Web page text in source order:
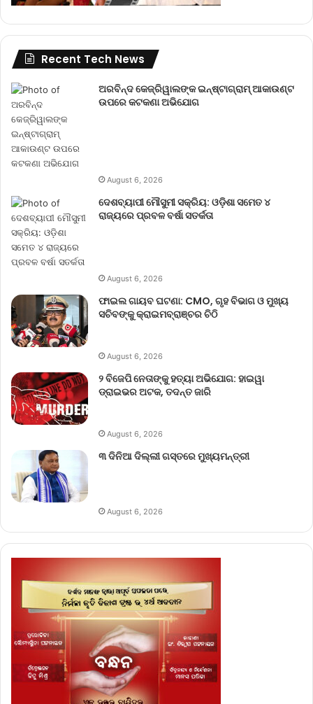
Recent Tech News
ଅରବିନ୍ଦ କେଜ୍ରିୱାଲଙ୍କ ଇନ୍‌ଷ୍ଟାଗ୍ରାମ୍ ଆକାଉଣ୍ଟ
ଉପରେ କଟକଣା ଅଭିଯୋଗ
August 6, 2026
ଦେଶବ୍ୟାପୀ ମୌସୁମୀ ସକ୍ରିୟ: ଓଡ଼ିଶା ସମେତ ୪
ରାଜ୍ୟରେ ପ୍ରବଳ ବର୍ଷା ସତର୍କତା
August 6, 2026
ଫାଇଲ ଗାୟବ ଘଟଣା: CMO, ଗୃହ ବିଭାଗ ଓ ମୁଖ୍ୟ
ସଚିବଙ୍କୁ କ୍ରାଇମବ୍ରାଞ୍ଚର ଚିଠି
August 6, 2026
୨ ବିଜେପି ନେତାଙ୍କୁ ହତ୍ୟା ଅଭିଯୋଗ: ହାଇୱା
ଡ୍ରାଇଭର ଅଟକ, ତଦନ୍ତ ଜାରି
August 6, 2026
୩ ଦିନିଆ ଦିଲ୍ଲୀ ଗସ୍ତରେ ମୁଖ୍ୟମନ୍ତ୍ରୀ
August 6, 2026